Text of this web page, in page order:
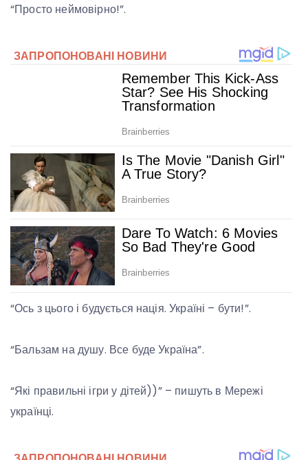
“Просто неймовірно!”.
“Ось з цього і будується нація. Україні – бути!”.
“Бальзам на душу. Все буде Україна”.
“Які правильні ігри у дітей))” – пишуть в Мережі
українці.